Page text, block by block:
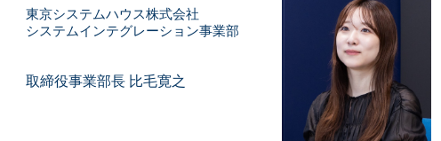
東京システムハウス株式会社
システムインテグレーション事業部
取締役事業部長 比毛寛之